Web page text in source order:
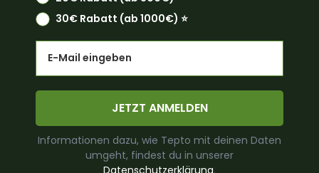
30€ Rabatt (ab 1000€) ⭐️
JETZT ANMELDEN
Informationen dazu, wie Tepto mit deinen Daten
umgeht, findest du in unserer
Datenschutzerklärung.